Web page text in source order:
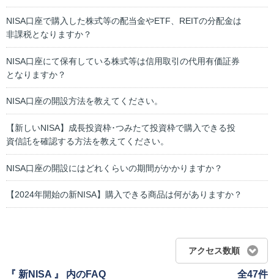
NISA口座で購入した株式等の配当金やETF、REITの分配金は
非課税となりますか？
NISA口座にて保有している株式等は信用取引の代用有価証券
となりますか？
NISA口座の開設方法を教えてください。
【新しいNISA】成長投資枠･つみたて投資枠で購入できる投
資信託を確認する方法を教えてください。
NISA口座の開設にはどれくらいの期間がかかりますか？
【2024年開始の新NISA】購入できる商品は何がありますか？
アクセス数順
『 新NISA 』 内のFAQ 全47件